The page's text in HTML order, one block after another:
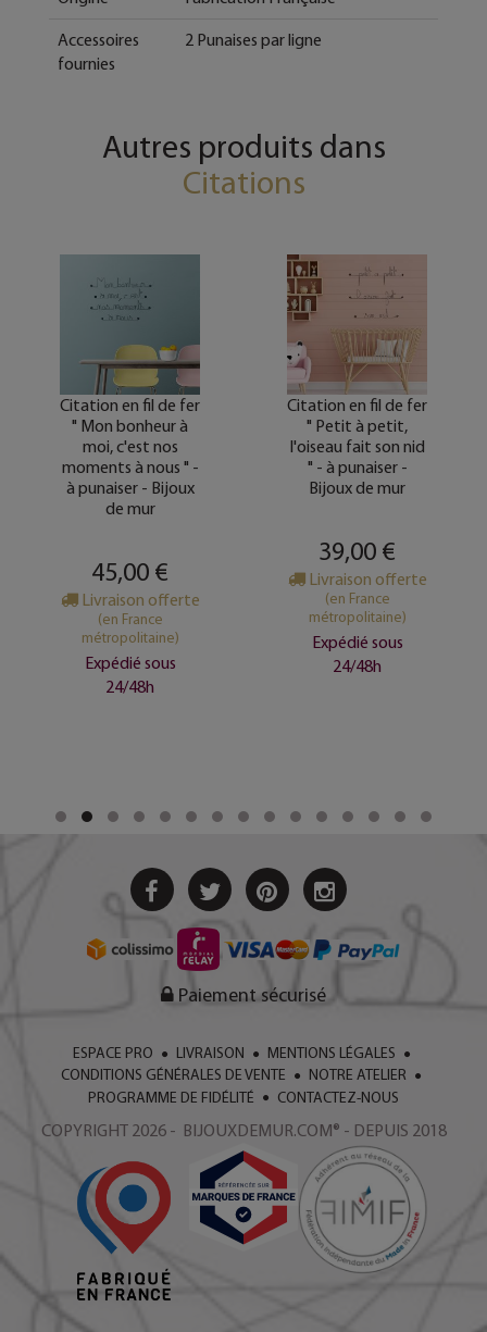
Accessoires
fournies
2 Punaises par ligne
Autres produits dans
Citations
Citation en fil de fer
" Mon bonheur à
moi, c'est nos
moments à nous " -
à punaiser - Bijoux
de mur
45,00 €
Livraison offerte
(en France
métropolitaine)
Expédié sous
24/48h
Citation en fil de fer
" Petit à petit,
l'oiseau fait son nid
" - à punaiser -
Bijoux de mur
39,00 €
Livraison offerte
(en France
métropolitaine)
Expédié sous
24/48h
Paiement sécurisé
ESPACE PRO LIVRAISON
MENTIONS LÉGALES
CONDITIONS GÉNÉRALES DE VENTE
NOTRE ATELIER
PROGRAMME DE FIDÉLITÉ
CONTACTEZ-NOUS
COPYRIGHT 2026 - BIJOUXDEMUR.COM® - DEPUIS 2018